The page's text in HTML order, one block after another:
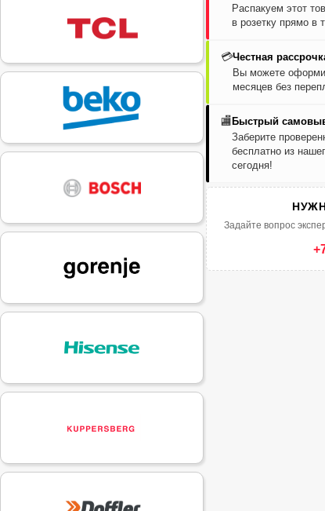
Распакуем этот
в розетку прямо в
💳Честная
Вы можете
месяцев без
🏬 Быстрый
Заберите
бесплатно из
сегодня!
Задайте вопрос